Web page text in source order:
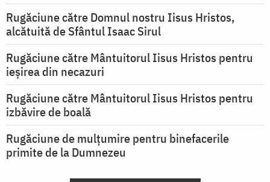
Rugăciune către Domnul nostru Iisus Hristos,
alcătuită de Sfântul Isaac Sirul
Rugăciune către Mântuitorul Iisus Hristos pentru
ieşirea din necazuri
Rugăciune către Mântuitorul Iisus Hristos pentru
izbăvire de boală
Rugăciune de mulțumire pentru binefacerile
primite de la Dumnezeu